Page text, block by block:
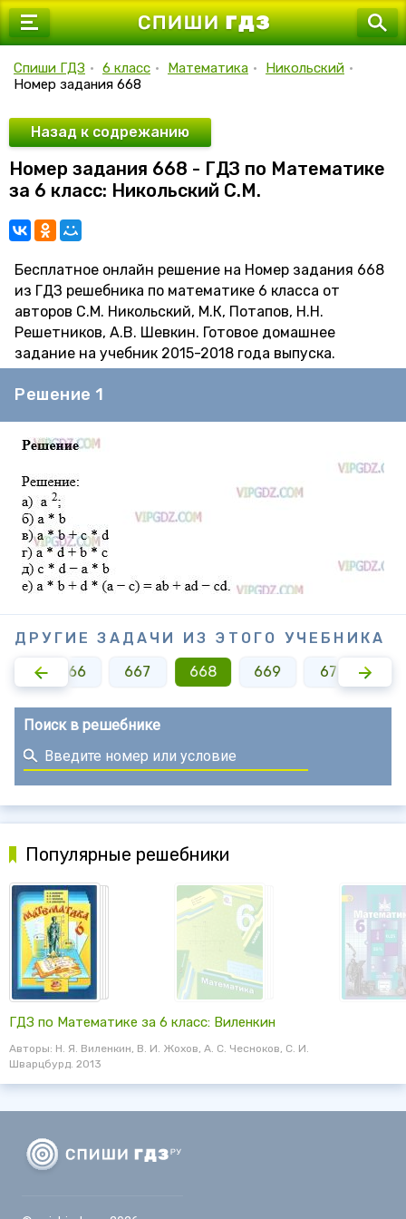
7 класс
9 класс
10 класс
11 класс
Спиши ГДЗ • 6 класс • Математика • Никольский •
Номер задания 668
Назад к содрежанию
Номер задания 668 - ГДЗ по Математике
за 6 класс: Никольский С.М.
Бесплатное онлайн решение на Номер задания 668
из ГДЗ решебника по математике 6 класса от
авторов С.М. Никольский, М.К, Потапов, Н.Н.
Решетников, А.В. Шевкин. Готовое домашнее
задание на учебник 2015-2018 года выпуска.
Решение 1
ДРУГИЕ ЗАДАЧИ ИЗ ЭТОГО УЧЕБНИКА
666 667 668 669 670
Поиск в решебнике
Популярные решебники
ГДЗ по Математике за 6 класс: Виленкин
Авторы: Н. Я. Виленкин, В. И. Жохов, А. С. Чесноков, С. И.
Шварцбурд. 2013